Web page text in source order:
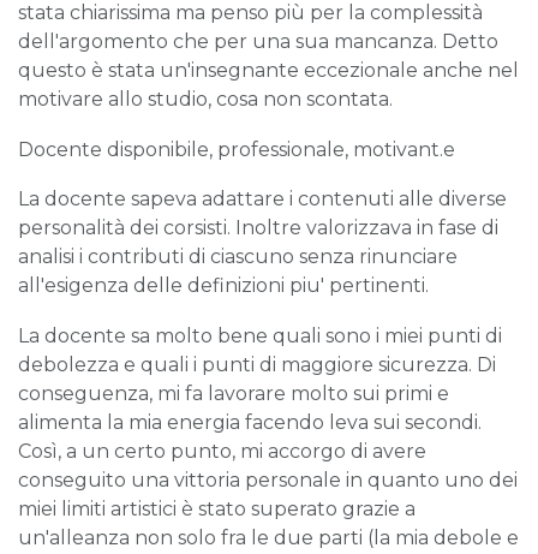
stata chiarissima ma penso più per la complessità
dell'argomento che per una sua mancanza. Detto
questo è stata un'insegnante eccezionale anche nel
motivare allo studio, cosa non scontata.
Docente disponibile, professionale, motivant.e
La docente sapeva adattare i contenuti alle diverse
personalità dei corsisti. Inoltre valorizzava in fase di
analisi i contributi di ciascuno senza rinunciare
all'esigenza delle definizioni piu' pertinenti.
La docente sa molto bene quali sono i miei punti di
debolezza e quali i punti di maggiore sicurezza. Di
conseguenza, mi fa lavorare molto sui primi e
alimenta la mia energia facendo leva sui secondi.
Così, a un certo punto, mi accorgo di avere
conseguito una vittoria personale in quanto uno dei
miei limiti artistici è stato superato grazie a
un'alleanza non solo fra le due parti (la mia debole e